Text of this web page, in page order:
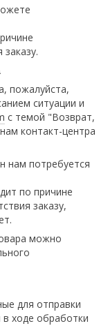
пожалуйста,
ситуации и
c темой "Возврат,
контакт-центра
нам потребуется
по причине
заказу,
можно
для отправки
ходе обработки